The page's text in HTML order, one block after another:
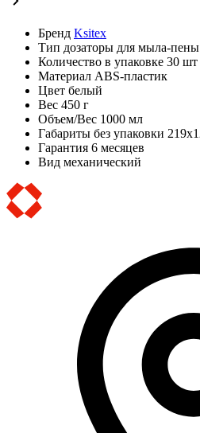
Бренд Ksitex
Тип дозаторы для мыла-пены
Количество в упаковке 30 шт
Материал ABS-пластик
Цвет белый
Вес 450 г
Объем/Вес 1000 мл
Габариты без упаковки
Гарантия 6 месяцев
Вид механический